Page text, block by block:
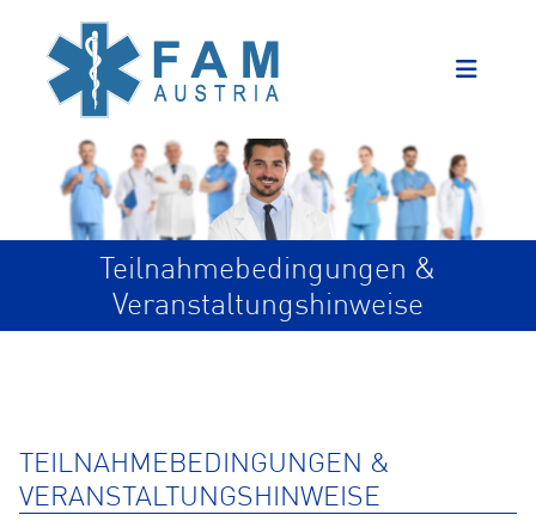
Teilnahmebedingungen &
Veranstaltungshinweise
TEILNAHMEBEDINGUNGEN &
VERANSTALTUNGSHINWEISE